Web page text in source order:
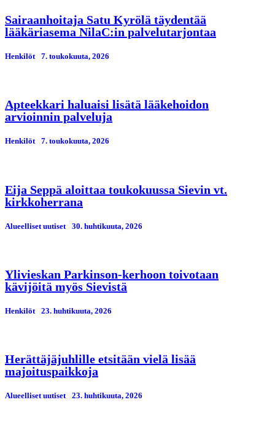
Sairaanhoitaja Satu Kyrölä täydentää
lääkäriasema NilaC:in palvelutarjontaa
Henkilöt 7. toukokuuta, 2026
Apteekkari haluaisi lisätä lääkehoidon
arvioinnin palveluja
Henkilöt 7. toukokuuta, 2026
Eija Seppä aloittaa toukokuussa Sievin vt.
kirkkoherrana
Alueelliset uutiset 30. huhtikuuta, 2026
Ylivieskan Parkinson-kerhoon toivotaan
kävijöitä myös Sievistä
Henkilöt 23. huhtikuuta, 2026
Herättäjäjuhlille etsitään vielä lisää
majoituspaikkoja
Alueelliset uutiset 23. huhtikuuta, 2026